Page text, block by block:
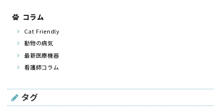
コラム
Cat Friendly
動物の病気
最新医療機器
看護師コラム
タグ